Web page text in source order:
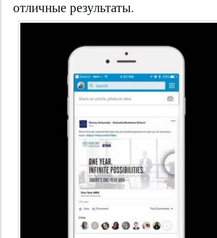
отличные результаты.